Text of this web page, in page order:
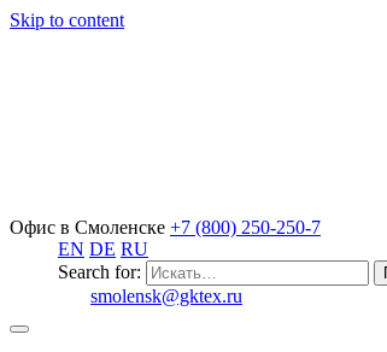
Skip to content
Офис в Смоленске +7 (800) 250-250-7
EN DE RU
Search for:
smolensk@gktex.ru